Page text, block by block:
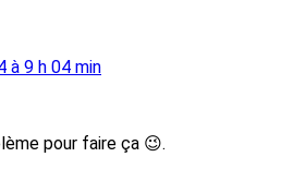
à 9 h 04 min
pour faire ça 😉.